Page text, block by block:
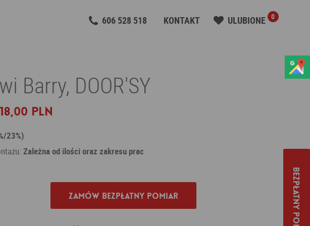
606 528 518 KONTAKT ULUBIONE 0
Barry, DOOR'SY
PLN
23%)
Zależna od ilości oraz zakresu prac
Zamów bezpłatny pomiar Bezpłatny pomiar